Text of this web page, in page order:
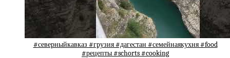
#северныйкавказ #грузия #дагестан #семейнаякухня #food
#рецепты #schorts #cooking